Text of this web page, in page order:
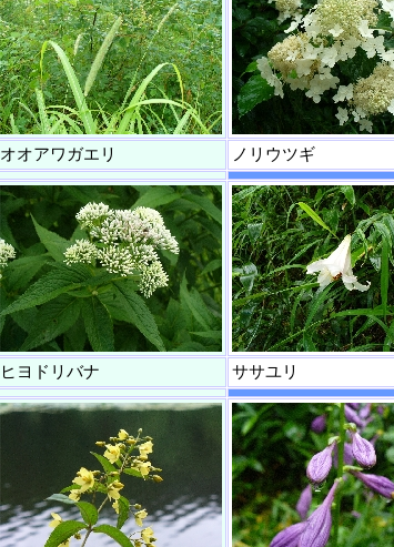
オオアワガエリ ノリウツギ
ヒヨドリバナ ササユリ